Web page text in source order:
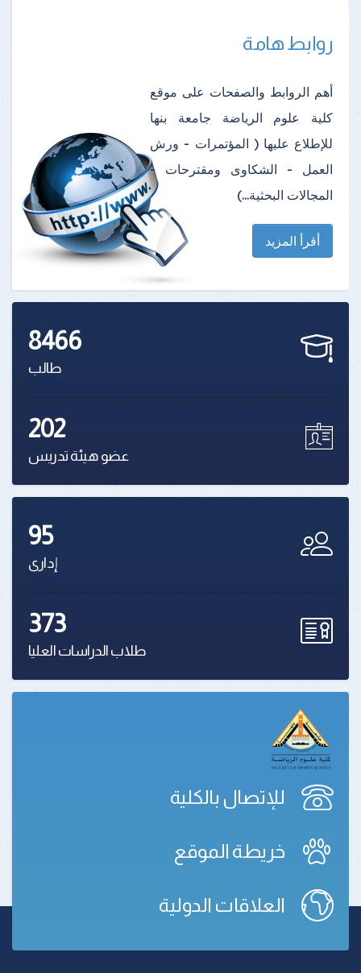
روابط هامة
أهم الروابط والصفحات على موقع
كلية علوم الرياضة جامعة بنها
للإطلاع عليها ( المؤتمرات - ورش
العمل - الشكاوى ومقترحات -
المجالات البحثية...)
أقرأ المزيد
8466
طالب
202
عضو هيئة تدريس
95
إدارى
373
طلاب الدراسات العليا
للإتصال بالكلية
خريطة الموقع
العلاقات الدولية